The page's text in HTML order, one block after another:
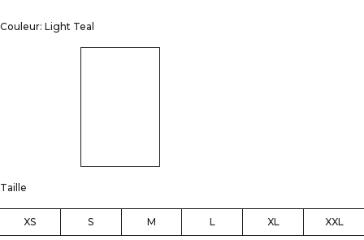
Couleur: Light Teal
Taille
XS S M L XL XXL